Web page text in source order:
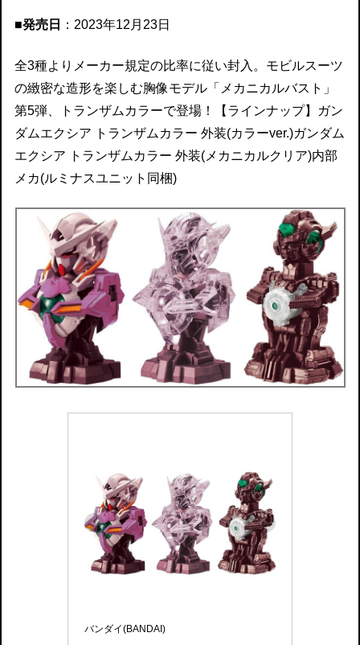
■発売日 ：2023年12月23日
全3種よりメーカー規定の比率に従い封入。モビルスーツ
の緻密な造形を楽しむ胸像モデル「メカニカルバスト」
第5弾、トランザムカラーで登場！【ラインナップ】ガン
ダムエクシア トランザムカラー 外装(カラーver.)ガンダム
エクシア トランザムカラー 外装(メカニカルクリア)内部
メカ(ルミナスユニット同梱)
バンダイ(BANDAI)